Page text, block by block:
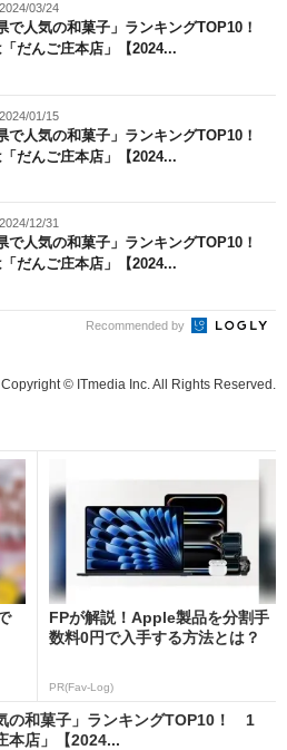
03/24
で人気の和菓子」ランキングTOP10！
だんご庄本店」【2024...
01/15
で人気の和菓子」ランキングTOP10！
だんご庄本店」【2024...
12/31
で人気の和菓子」ランキングTOP10！
だんご庄本店」【2024...
Recommended by
Copyright © ITmedia Inc. All Rights Reserved.
FPが解説！Apple製品を分割手
数料0円で入手する方法とは？
PR(Fav-Log)
の和菓子」ランキングTOP10！ 1
本店」【2024...